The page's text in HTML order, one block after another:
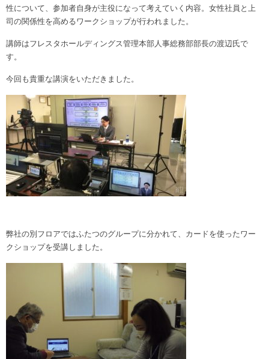
性について、参加者自身が主役になって考えていく内容。女性社員と上
司の関係性を高めるワークショップが行われました。
講師はフレスタホールディングス管理本部人事総務部部長の渡辺氏で
す。
今回も貴重な講演をいただきました。
弊社の別フロアではふたつのグループに分かれて、カードを使ったワー
クショップを受講しました。